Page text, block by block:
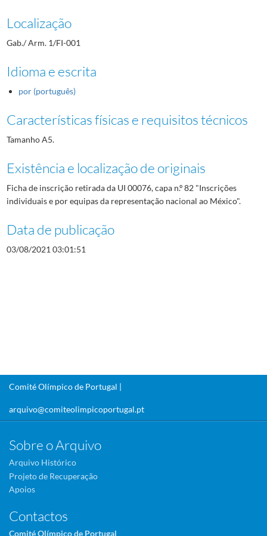
Localização
Gab./ Arm. 1/FI-001
Idioma e escrita
por (português)
Características físicas e requisitos técnicos
Tamanho A5.
Existência e localização de originais
Ficha de inscrição retirada da UI 00076, capa n.º 82 "Inscrições
individuais e por equipas da representação nacional ao México".
Data de publicação
03/08/2021 03:01:51
Comité Olímpico de Portugal |
arquivo@comiteolimpicoportugal.pt
Sobre o Arquivo
Arquivo Histórico
Projeto de Recuperação
Apoios
Contactos
Comité Olímpico de Portugal